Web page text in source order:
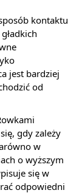
kontaktu
jest bardziej
od
gdy zależy
w
o wyższym
się w
odpowiedni